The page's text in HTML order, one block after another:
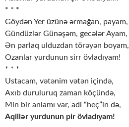
* * *
Göydən Yer üzünə ərmağan, payam,
Gündüzlər Günəşəm, gecələr Ayam,
Ən parlaq ulduzdan törəyən boyam,
Ozanlar yurdunun sirr övladıyam!
* * *
Ustacam, vətənim vətən içində,
Axıb duruluruq zaman köçündə,
Min bir anlamı var, adi “heç”in də,
Aqillər yurdunun pir övladıyam!